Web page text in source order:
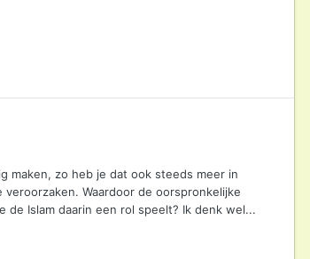
maken, zo heb je dat ook steeds meer in
Waardoor de oorspronkelijke
Islam daarin een rol speelt? Ik denk wel...